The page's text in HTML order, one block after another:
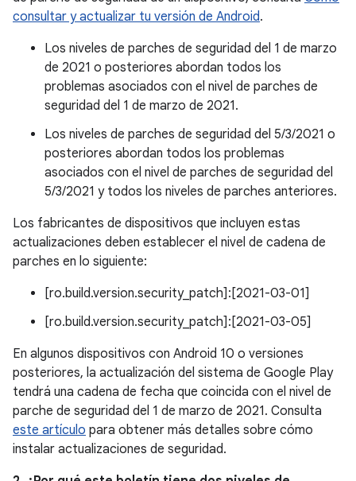
consultar y actualizar tu versión de Android.
Los niveles de parches de seguridad del 1 de marzo
de 2021 o posteriores abordan todos los
problemas asociados con el nivel de parches de
seguridad del 1 de marzo de 2021.
Los niveles de parches de seguridad del 5/3/2021 o
posteriores abordan todos los problemas
asociados con el nivel de parches de seguridad del
5/3/2021 y todos los niveles de parches anteriores.
Los fabricantes de dispositivos que incluyen estas
actualizaciones deben establecer el nivel de cadena de
parches en lo siguiente:
[ro.build.version.security_patch]:[2021-03-01]
[ro.build.version.security_patch]:[2021-03-05]
En algunos dispositivos con Android 10 o versiones
posteriores, la actualización del sistema de Google Play
tendrá una cadena de fecha que coincida con el nivel de
parche de seguridad del 1 de marzo de 2021. Consulta
este artículo para obtener más detalles sobre cómo
instalar actualizaciones de seguridad.